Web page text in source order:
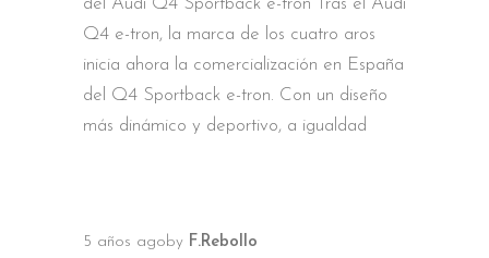
del Audi Q4 Sportback e-tron Tras el Audi
Q4 e-tron, la marca de los cuatro aros
inicia ahora la comercialización en España
del Q4 Sportback e-tron. Con un diseño
más dinámico y deportivo, a igualdad
5 años agoby F.Rebollo